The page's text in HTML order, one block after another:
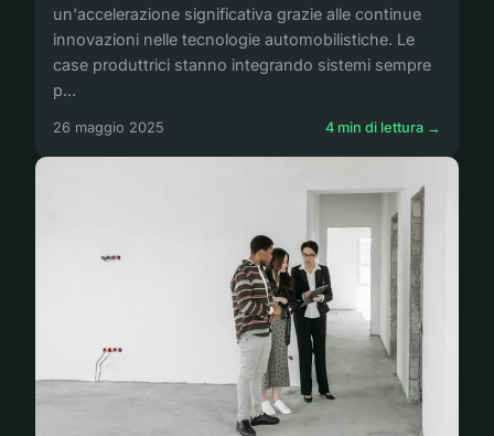
un'accelerazione significativa grazie alle continue
innovazioni nelle tecnologie automobilistiche. Le
case produttrici stanno integrando sistemi sempre
p...
26 maggio 2025 4 min di lettura →